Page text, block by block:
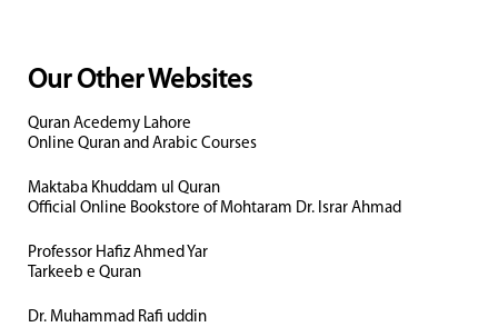
Our Other Websites
Quran Acedemy Lahore
Online Quran and Arabic Courses
Maktaba Khuddam ul Quran
Official Online Bookstore of Mohtaram Dr. Israr Ahmad
Professor Hafiz Ahmed Yar
Tarkeeb e Quran
Dr. Muhammad Rafi uddin